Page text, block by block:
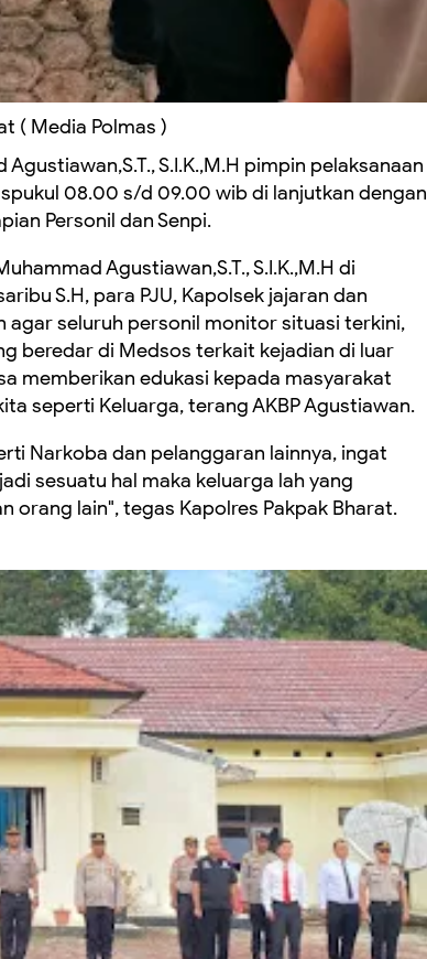
( Media Polmas )
S.I.K.,M.H pimpin pelaksanaan
08.00 s/d 09.00 wib di lanjutkan dengan
Personil dan Senpi.
Agustiawan,S.T., S.I.K.,M.H di
S.H, para PJU, Kapolsek jajaran dan
agar seluruh personil monitor situasi terkini,
beredar di Medsos terkait kejadian di luar
memberikan edukasi kepada masyarakat
seperti Keluarga, terang AKBP Agustiawan.
Narkoba dan pelanggaran lainnya, ingat
sesuatu hal maka keluarga lah yang
orang lain", tegas Kapolres Pakpak Bharat.